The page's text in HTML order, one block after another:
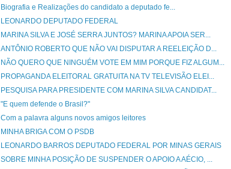
Biografia e Realizações do candidato a deputado fe...
LEONARDO DEPUTADO FEDERAL
MARINA SILVA E JOSÉ SERRA JUNTOS? MARINA APOIA SER...
ANTÔNIO ROBERTO QUE NÃO VAI DISPUTAR A REELEIÇÃO D...
NÃO QUERO QUE NINGUÉM VOTE EM MIM PORQUE FIZ ALGUM...
PROPAGANDA ELEITORAL GRATUITA NA TV TELEVISÃO ELEI...
PESQUISA PARA PRESIDENTE COM MARINA SILVA CANDIDAT...
"E quem defende o Brasil?"
Com a palavra alguns novos amigos leitores
MINHA BRIGA COM O PSDB
LEONARDO BARROS DEPUTADO FEDERAL POR MINAS GERAIS
SOBRE MINHA POSIÇÃO DE SUSPENDER O APOIO A AÉCIO, ...